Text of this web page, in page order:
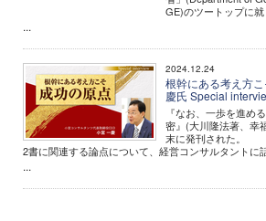
GE)のツートップに就
...
2024.12.24
根幹にある考え方
慶氏 Special
『なお、一歩を進め
密』(大川隆法著、幸
末に発刊された。
2書に関連する論点について、経営コンサルタントに
...